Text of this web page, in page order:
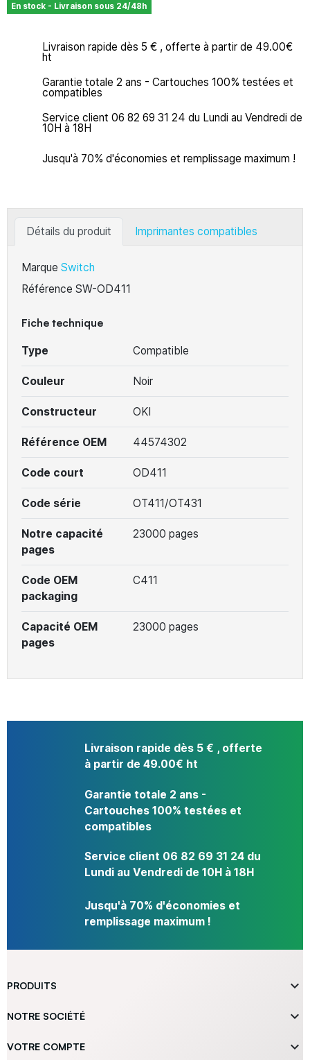
En stock - Livraison sous 24/48h
Livraison rapide dès 5 € , offerte à partir de 49.00€
ht
Garantie totale 2 ans - Cartouches 100% testées et
compatibles
Service client 06 82 69 31 24 du Lundi au Vendredi de
10H à 18H
Jusqu'à 70% d'économies et remplissage maximum !
Détails du produit Imprimantes compatibles
Marque Switch
Référence SW-OD411
Fiche technique
Type Compatible
Couleur Noir
Constructeur OKI
Référence OEM 44574302
Code court OD411
Code série OT411/OT431
Notre capacité
pages
23000 pages
Code OEM
packaging
C411
Capacité OEM
pages
23000 pages
Livraison rapide dès 5 € , offerte
à partir de 49.00€ ht
Garantie totale 2 ans -
Cartouches 100% testées et
compatibles
Service client 06 82 69 31 24 du
Lundi au Vendredi de 10H à 18H
Jusqu'à 70% d'économies et
remplissage maximum !
PRODUITS 
NOTRE SOCIÉTÉ 
VOTRE COMPTE 